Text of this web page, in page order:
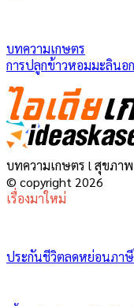
บทความเกษตร
การปลูกข้าวหอมมะลินอ
บทความเกษตร l สุขภา
© copyright 2026
เรื่องมาใหม่
ประกันชีวิตลดหย่อนภาษี